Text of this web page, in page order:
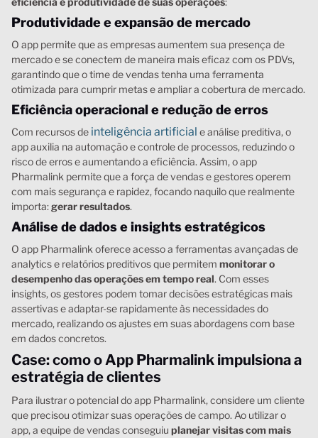
Produtividade e expansão de mercado
O app permite que as empresas aumentem sua presença de
mercado e se conectem de maneira mais eficaz com os PDVs,
garantindo que o time de vendas tenha uma ferramenta
otimizada para cumprir metas e ampliar a cobertura de mercado.
Eficiência operacional e redução de erros
Com recursos de inteligência artificial e análise preditiva, o
app auxilia na automação e controle de processos, reduzindo o
risco de erros e aumentando a eficiência. Assim, o app
Pharmalink permite que a força de vendas e gestores operem
com mais segurança e rapidez, focando naquilo que realmente
importa:gerar resultados.
Análise de dados e insights estratégicos
O app Pharmalink oferece acesso a ferramentas avançadas de
analytics e relatórios preditivos que permitem monitorar o
desempenho das operações em tempo real. Com esses
insights, os gestores podem tomar decisões estratégicas mais
assertivas e adaptar-se rapidamente às necessidades do
mercado, realizando os ajustes em suas abordagens com base
em dados concretos.
Case: como o App Pharmalink impulsiona a
estratégia de clientes
Para ilustrar o potencial do app Pharmalink, considere um cliente
que precisou otimizar suas operações de campo. Ao utilizar o
app, a equipe de vendas conseguiu planejar visitas com mais